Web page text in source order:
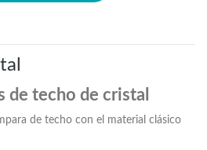
de techo de cristal
de techo con el material clásico